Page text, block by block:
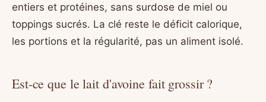
entiers et protéines, sans surdose de miel ou
toppings sucrés. La clé reste le déficit calorique,
les portions et la régularité, pas un aliment isolé.
Est-ce que le lait d'avoine fait grossir ?